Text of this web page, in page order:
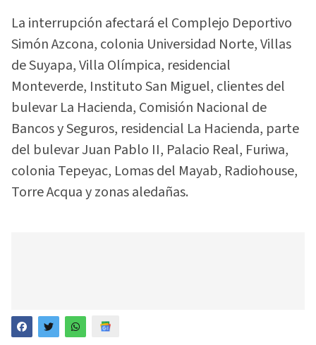
La interrupción afectará el Complejo Deportivo
Simón Azcona, colonia Universidad Norte, Villas
de Suyapa, Villa Olímpica, residencial
Monteverde, Instituto San Miguel, clientes del
bulevar La Hacienda, Comisión Nacional de
Bancos y Seguros, residencial La Hacienda, parte
del bulevar Juan Pablo II, Palacio Real, Furiwa,
colonia Tepeyac, Lomas del Mayab, Radiohouse,
Torre Acqua y zonas aledañas.